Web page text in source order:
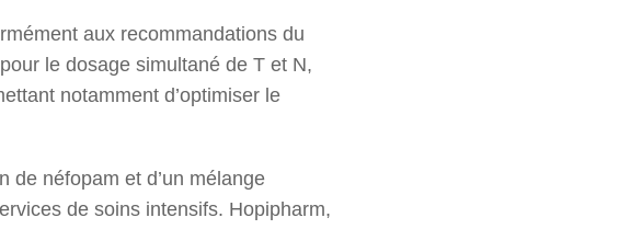
aux recommandations du
le dosage simultané de T et N,
notamment d’optimiser le
de néfopam et d’un mélange
de soins intensifs. Hopipharm,